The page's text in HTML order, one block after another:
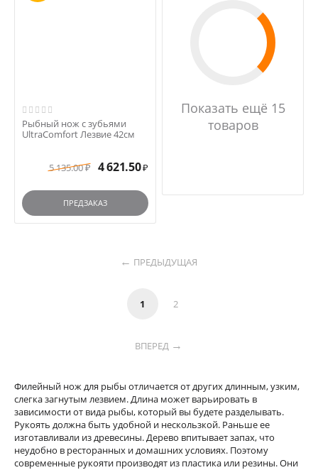
Рыбный нож с зубьями
UltraComfort Лезвие 42см
5 135.00 ₽ 4 621.50 ₽
ПРЕДЗАКАЗ
Показать ещё 15
товаров
ПРЕДЫДУЩАЯ
1 2
ВПЕРЕД
Филейный нож для рыбы отличается от других длинным, узким,
слегка загнутым лезвием. Длина может варьировать в
зависимости от вида рыбы, который вы будете разделывать.
Рукоять должна быть удобной и нескользкой. Раньше ее
изготавливали из древесины. Дерево впитывает запах, что
неудобно в ресторанных и домашних условиях. Поэтому
современные рукояти производят из пластика или резины. Они